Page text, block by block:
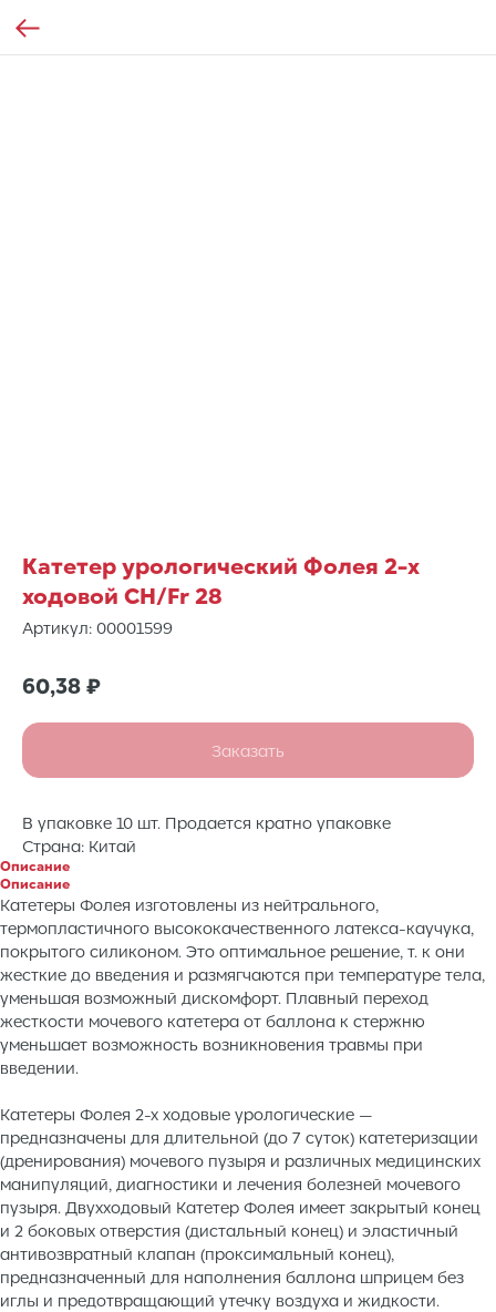
Катетер урологический Фолея 2-х
ходовой CH/Fr 28
Артикул: 00001599
60,38₽
Заказать
В упаковке 10 шт. Продается кратно упаковке
Страна: Китай
Описание
Описание
Катетеры Фолея изготовлены из нейтрального,
термопластичного высококачественного латекса-каучука,
покрытого силиконом. Это оптимальное решение, т. к они
жесткие до введения и размягчаются при температуре тела,
уменьшая возможный дискомфорт. Плавный переход
жесткости мочевого катетера от баллона к стержню
уменьшает возможность возникновения травмы при
введении.
Катетеры Фолея 2-х ходовые урологические —
предназначены для длительной (до 7 суток) катетеризации
(дренирования) мочевого пузыря и различных медицинских
манипуляций, диагностики и лечения болезней мочевого
пузыря. Двухходовый Катетер Фолея имеет закрытый конец
и 2 боковых отверстия (дистальный конец) и эластичный
антивозвратный клапан (проксимальный конец),
предназначенный для наполнения баллона шприцем без
иглы и предотвращающий утечку воздуха и жидкости.